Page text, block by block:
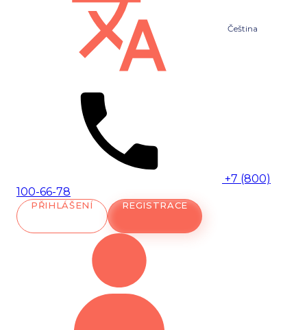
Čeština
+7 (800)
100-66-78
PŘIHLÁŠENÍ REGISTRACE